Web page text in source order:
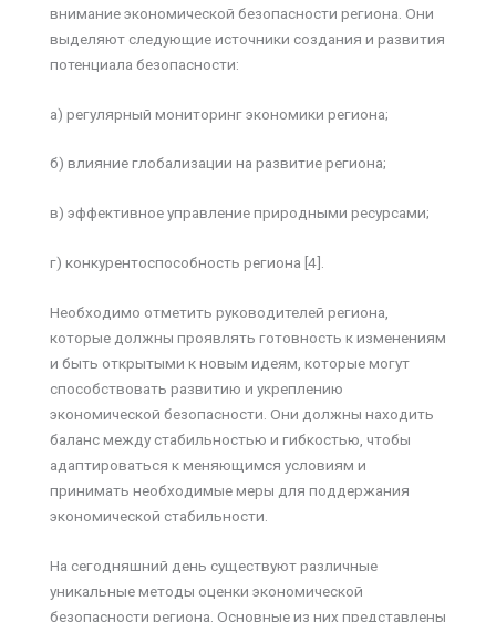
внимание экономической безопасности региона. Они
выделяют следующие источники создания и развития
потенциала безопасности:
а) регулярный мониторинг экономики региона;
б) влияние глобализации на развитие региона;
в) эффективное управление природными ресурсами;
г) конкурентоспособность региона [4].
Необходимо отметить руководителей региона,
которые должны проявлять готовность к изменениям
и быть открытыми к новым идеям, которые могут
способствовать развитию и укреплению
экономической безопасности. Они должны находить
баланс между стабильностью и гибкостью, чтобы
адаптироваться к меняющимся условиям и
принимать необходимые меры для поддержания
экономической стабильности.
На сегодняшний день существуют различные
уникальные методы оценки экономической
безопасности региона. Основные из них представлены